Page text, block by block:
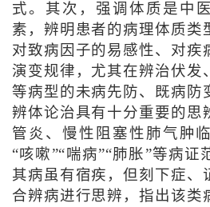
式。其次，强调体质是中
素，辨明患者的病理体质类
对致病因子的易感性、对疾
演变规律，尤其在辨治伏发
等病型的未病先防、既病防
辨体论治具有十分重要的思
管炎、慢性阻塞性肺气肿
“咳嗽”“喘病”“肺胀”等病证
其病虽有宿疾，但刻下症、
合辨病进行思辨，指出该类